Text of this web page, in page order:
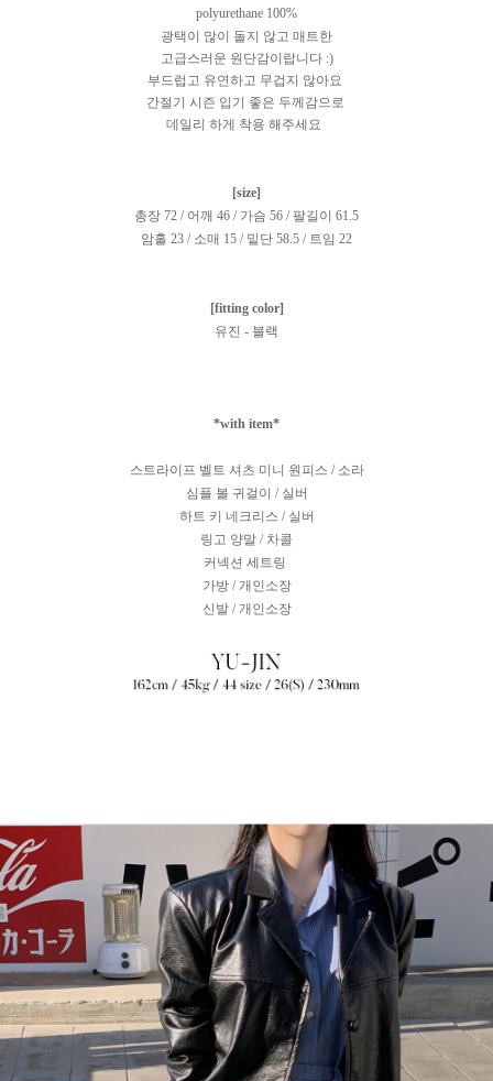
polyurethane 100%
광택이 많이 돌지 않고 매트한
고급스러운 원단감이랍니다 :)
부드럽고 유연하고 무겁지 않아요
간절기 시즌 입기 좋은 두께감으로
데일리 하게 착용 해주세요
[size]
총장 72 / 어깨 46 / 가슴 56 / 팔길이 61.5
암홀 23 / 소매 15 / 밑단 58.5 / 트임 22
[fitting color]
유진 - 블랙
*with item*
스트라이프 벨트 셔츠 미니 원피스 / 소라
심플 볼 귀걸이 / 실버
하트 키 네크리스 / 실버
링고 양말 / 차콜
커넥션 세트링
가방 / 개인소장
신발 / 개인소장